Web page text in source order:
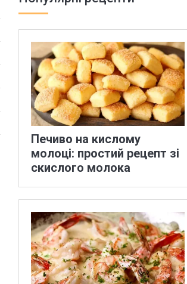
Печиво на кислому
молоці: простий рецепт зі
скислого молока